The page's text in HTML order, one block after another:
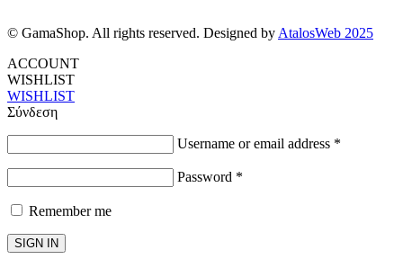
© GamaShop. All rights reserved. Designed by AtalosWeb 2025
ACCOUNT
WISHLIST
WISHLIST
Σύνδεση
Username or email address *
Password *
Remember me
SIGN IN